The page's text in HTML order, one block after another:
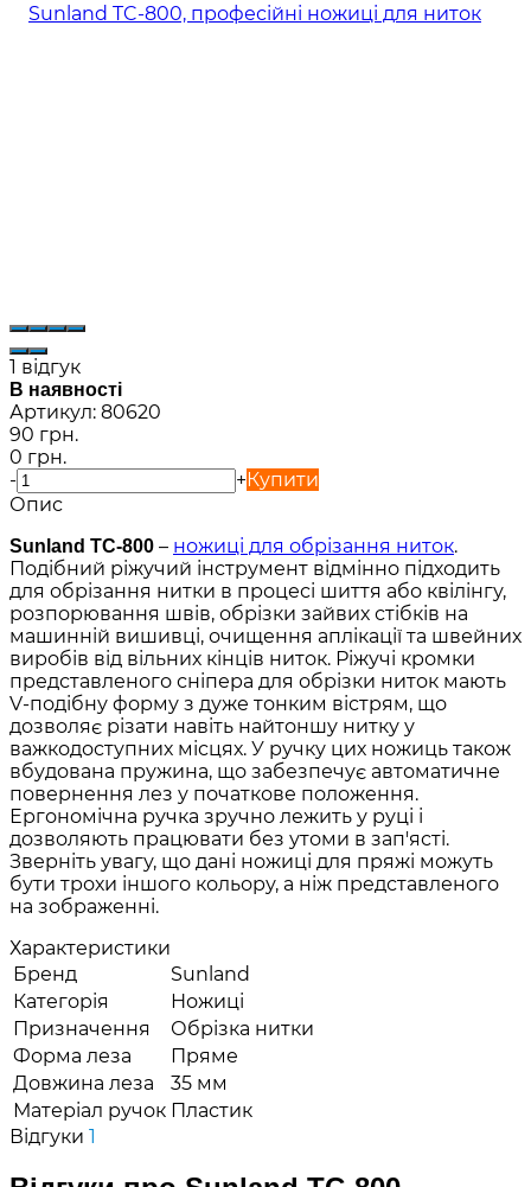
1 відгук
В наявності
Артикул: 80620
90 грн.
0 грн.
-
+Купити
Опис
Sunland TC-800 – ножиці для обрізання ниток.
Подібний ріжучий інструмент відмінно підходить
для обрізання нитки в процесі шиття або квілінгу,
розпорювання швів, обрізки зайвих стібків на
машинній вишивці, очищення аплікації та швейних
виробів від вільних кінців ниток. Ріжучі кромки
представленого сніпера для обрізки ниток мають
V-подібну форму з дуже тонким вістрям, що
дозволяє різати навіть найтоншу нитку у
важкодоступних місцях. У ручку цих ножиць також
вбудована пружина, що забезпечує автоматичне
повернення лез у початкове положення.
Ергономічна ручка зручно лежить у руці і
дозволяють працювати без утоми в зап'ясті.
Зверніть увагу, що дані ножиці для пряжі можуть
бути трохи іншого кольору, а ніж представленого
на зображенні.
Характеристики
Бренд
Sunland
Категорія
Ножиці
Призначення
Обрізка нитки
Форма леза
Пряме
Довжина леза
35 мм
Матеріал ручок Пластик
Відгуки 1